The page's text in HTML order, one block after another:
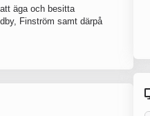
äga och besitta
Finström samt därpå